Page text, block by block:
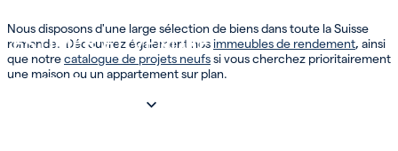
ESTIMER ET VENDRE
INVEST
Nous disposons d'une large sélection de biens dans toute la Suisse
romande. Découvrez également nosimmeubles de rendement, ainsi
que notrecatalogue de projets neufssi vous cherchez prioritairement
une maison ou un appartement sur plan.